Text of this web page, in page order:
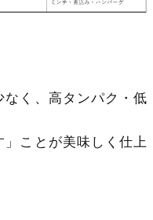
なく、高タンパク・低
ことが美味しく仕上